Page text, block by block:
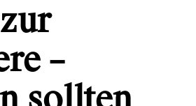
Audio
–